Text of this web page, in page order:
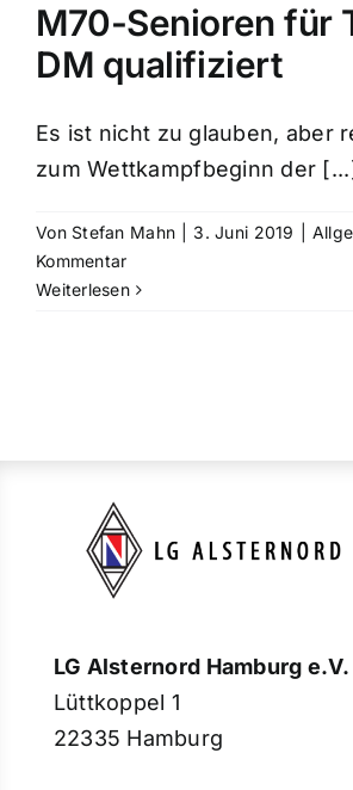
M70-Senioren für
DM qualifiziert
Es ist nicht zu glauben, aber
zum Wettkampfbeginn der [...]
Von Stefan Mahn 3. Juni 2019
Kommentar
Weiterlesen
LG Alsternord Hamburg e.V.
Lüttkoppel 1
22335 Hamburg